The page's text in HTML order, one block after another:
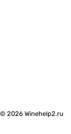
© 2026 Winehelp2.ru